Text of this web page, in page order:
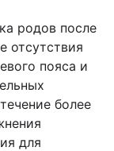
родов после
отсутствия
пояса и
более
для